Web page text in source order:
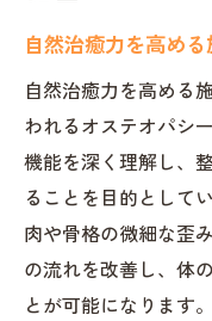
自然治癒力を高め
自然治癒力を高める
われるオステオパシ
機能を深く理解し、
ることを目的として
肉や骨格の微細な歪
の流れを改善し、体
とが可能になります